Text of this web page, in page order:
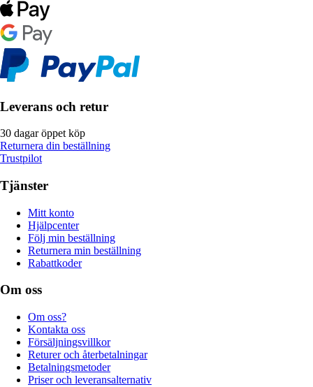
Leverans och retur
30 dagar öppet köp
Returnera din beställning
Trustpilot
Tjänster
Mitt konto
Hjälpcenter
Följ min beställning
Returnera min beställning
Rabattkoder
Om oss
Om oss?
Kontakta oss
Försäljningsvillkor
Returer och återbetalningar
Betalningsmetoder
Priser och leveransalternativ